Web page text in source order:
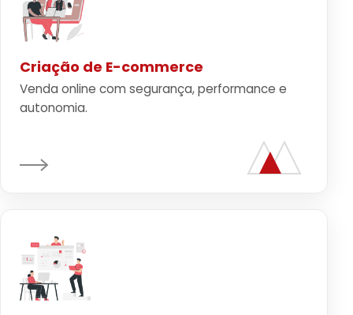
Criação de E-commerce
Venda online com segurança, performance e
autonomia.